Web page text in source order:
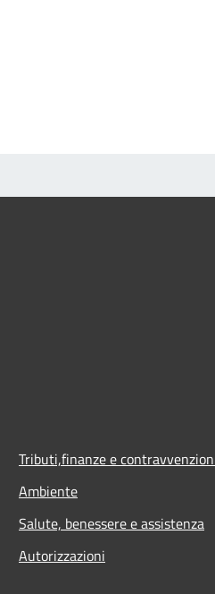
Tributi,finanze e
Ambiente
Salute, benessere e assistenza
Autorizzazioni